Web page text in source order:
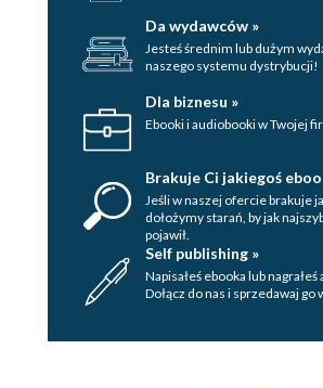
Da wydawców »
Jesteś średnim lub dużym
naszego systemu dystrybucji!
Dla biznesu »
Ebooki i audiobooki w Twojej
Brakuje Ci jakiegoś
Jeśli w naszej ofercie brakuje
dołożymy starań, by jak
pojawił.
Self publishing »
Napisałeś ebooka lub nagrałeś
Dołącz do nas i sprzedawaj go